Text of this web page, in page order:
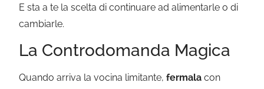
E sta a te la scelta di continuare ad alimentarle o di
cambiarle.
La Controdomanda Magica
Quando arriva la vocina limitante,fermala con